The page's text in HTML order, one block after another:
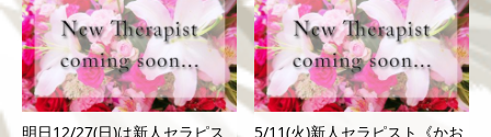
明日12/27(日)は新人セラピス
5/11(火)新人セラピスト《かお